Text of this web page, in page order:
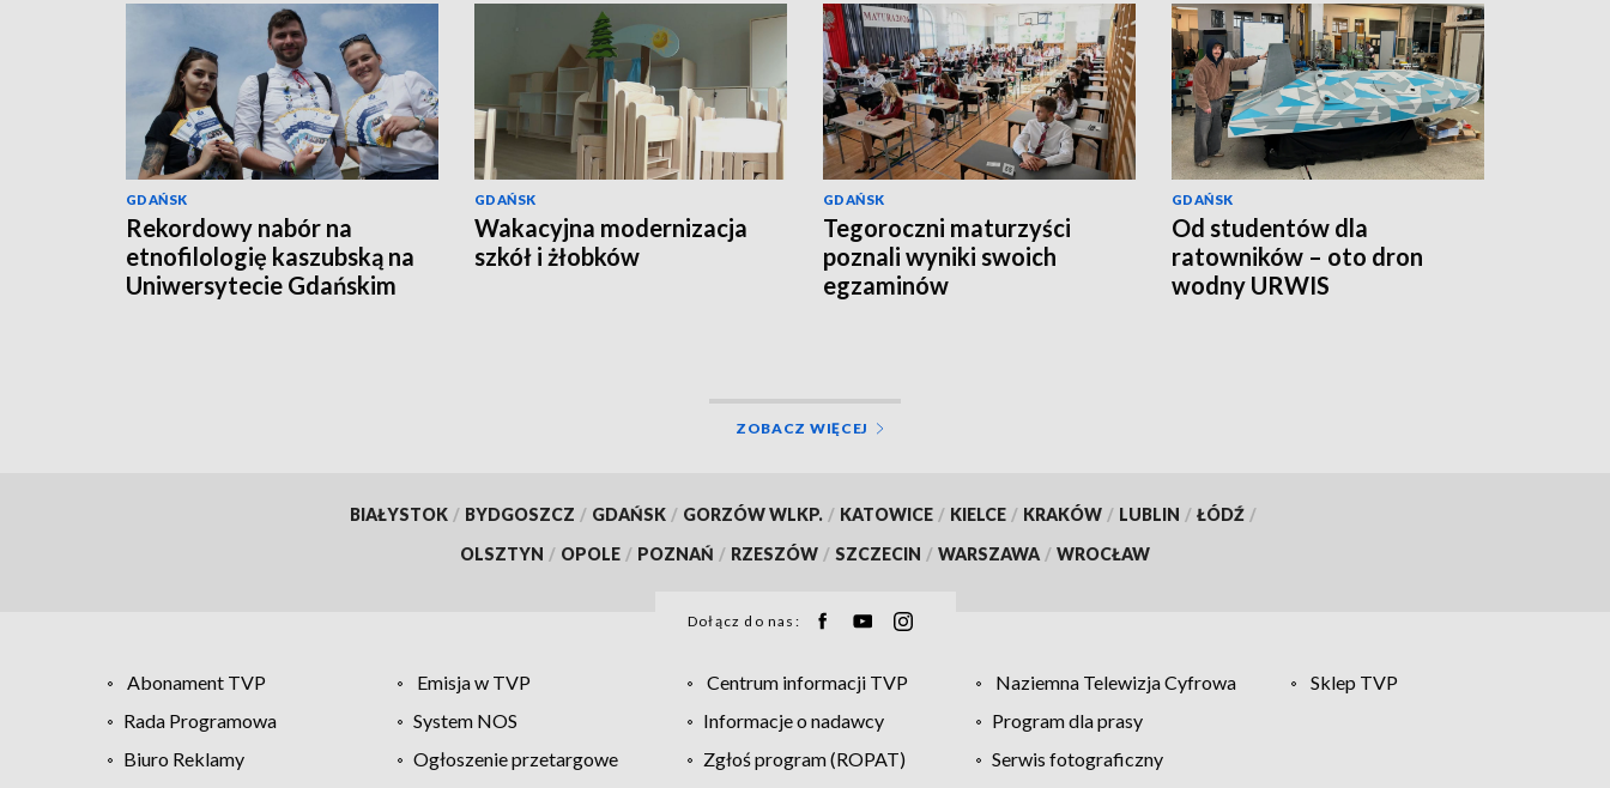
GDAŃSK
Rekordowy nabór na
etnofilologię kaszubską na
Uniwersytecie Gdańskim
GDAŃSK
Wakacyjna modernizacja
szkół i żłobków
GDAŃSK
Tegoroczni maturzyści
poznali wyniki swoich
egzaminów
GDAŃSK
Od studentów dla
ratowników – oto dron
wodny URWIS
ZOBACZ WIĘCEJ
BIAŁYSTOK / BYDGOSZCZ / GDAŃSK / GORZÓW WLKP. / KATOWICE / KIELCE / KRAKÓW / LUBLIN / ŁÓDŹ /
OLSZTYN / OPOLE / POZNAŃ / RZESZÓW / SZCZECIN / WARSZAWA / WROCŁAW
Dołącz do nas:
Abonament TVP Emisja w TVP Centrum informacji TVP Naziemna Telewizja Cyfrowa
Sklep TVP
Rada Programowa
System NOS Informacje o nadawcy
Program dla prasy
Biuro Reklamy
Ogłoszenie przetargowe Zgłoś program (ROPAT)
Serwis fotograficzny